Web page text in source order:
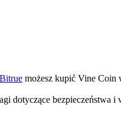
Bitrue możesz kupić Vine Coin
dotyczące